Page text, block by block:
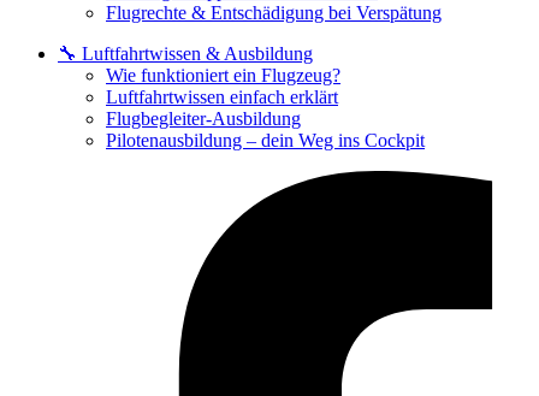
Flugrechte & Entschädigung bei Verspätung
🔧 Luftfahrtwissen & Ausbildung
Wie funktioniert ein Flugzeug?
Luftfahrtwissen einfach erklärt
Flugbegleiter-Ausbildung
Pilotenausbildung – dein Weg ins Cockpit